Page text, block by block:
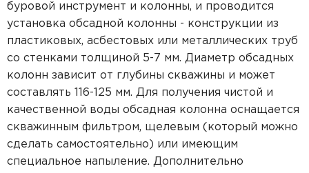
буровой инструмент и колонны, и проводится
установка обсадной колонны - конструкции из
пластиковых, асбестовых или металлических труб
со стенками толщиной 5-7 мм. Диаметр обсадных
колонн зависит от глубины скважины и может
составлять 116-125 мм. Для получения чистой и
качественной воды обсадная колонна оснащается
скважинным фильтром, щелевым (который можно
сделать самостоятельно) или имеющим
специальное напыление. Дополнительно